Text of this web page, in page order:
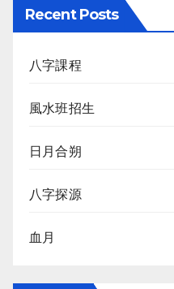
Recent Posts
八字課程
風水班招生
日月合朔
八字探源
血月